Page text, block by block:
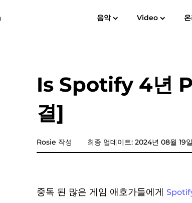
음악
뮤직 변환기 YouTube 음
Music Converter
판도라 음악
Video
Is Spotify 4년
결]
Rosie 작성 최종 업데이트: 2024년 08월 19일
중독 된 많은 게임 애호가들에게